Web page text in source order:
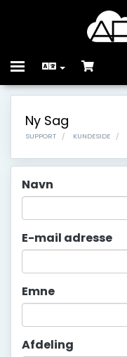
Toggle
Store
Annonceringer
Vidensdatabase
Netværksstatus
Kontakt os
Ny Sag
SUPPORT KUNDESIDE
Navn
E-mail adresse
Emne
Afdeling